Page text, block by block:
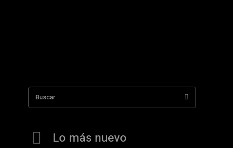
Buscar
Lo más nuevo